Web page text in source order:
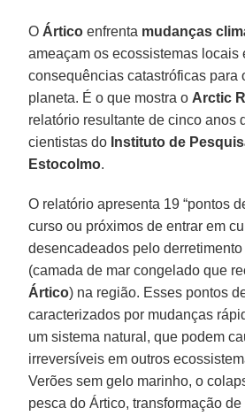
O Ártico enfrenta mudanças
ameaçam os ecossistemas locais
consequências catastróficas para
planeta. É o que mostra o Arctic
relatório resultante de cinco anos
cientistas do Instituto de
Estocolmo.
O relatório apresenta 19 “pontos
curso ou próximos de entrar em
desencadeados pelo
(camada de mar congelado que
Ártico) na região. Esses pontos
caracterizados por mudanças
um sistema natural, que podem
irreversíveis em outros
Verões sem gelo marinho, o
pesca do Ártico, transformação